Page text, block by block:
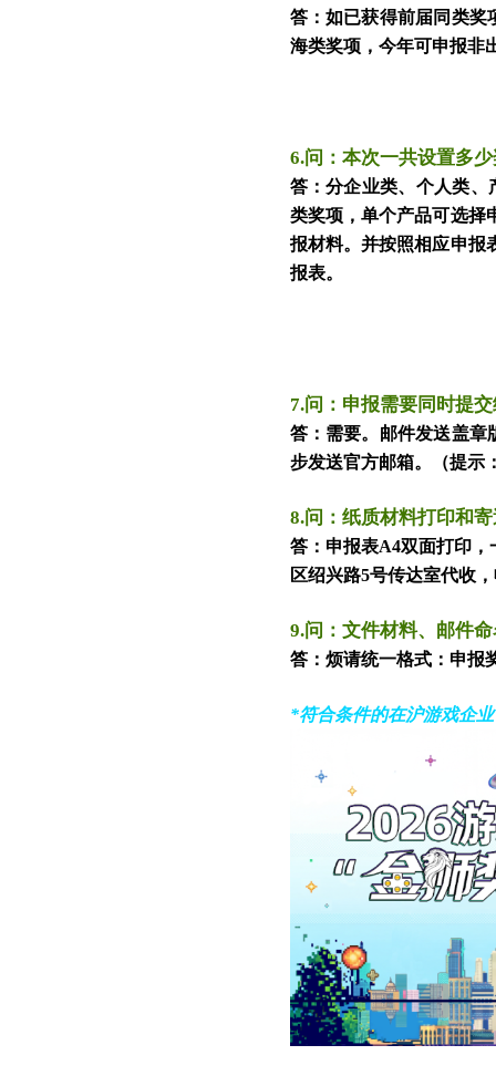
答： 如已获得前届同类奖
海类奖项，今年可申报非
6.问：本次一共设置多
答：分企业类、个人类、
类奖项， 单个产品可选择
报材料。 并按照相应申报
报表。
7.问 ：申报需要同时提
答：需要。 邮件发送盖章
步发送官方邮箱。
（提
8.问 ：纸质材料打印和
答：申报表A4双面打印，
区绍兴路5号传达室代收
9.问 ： 文件材料、邮件命
答： 烦请统一格式：申报
*符合条件的在沪游戏企